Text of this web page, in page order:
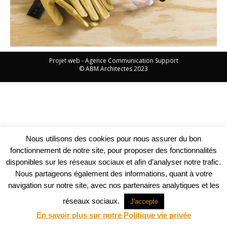
Projet web -Agence Communication Support
© ABM Architectes 2023
Nous utilisons des cookies pour nous assurer du bon
fonctionnement de notre site, pour proposer des fonctionnalités
disponibles sur les réseaux sociaux et afin d’analyser notre trafic.
Nous partageons également des informations, quant à votre
navigation sur notre site, avec nos partenaires analytiques et les
réseaux sociaux.
J'accepte
En savoir plus sur notre Politique vie privée